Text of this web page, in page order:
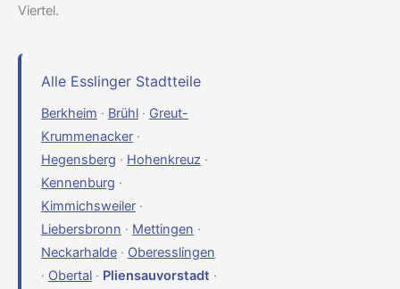
Viertel.
Alle Esslinger Stadtteile
Berkheim · Brühl· Greut-
Krummenacker·
Hegensberg · Hohenkreuz ·
Kennenburg ·
Kimmichsweiler·
Liebersbronn · Mettingen ·
Neckarhalde· Oberesslingen
· Obertal· Pliensauvorstadt ·